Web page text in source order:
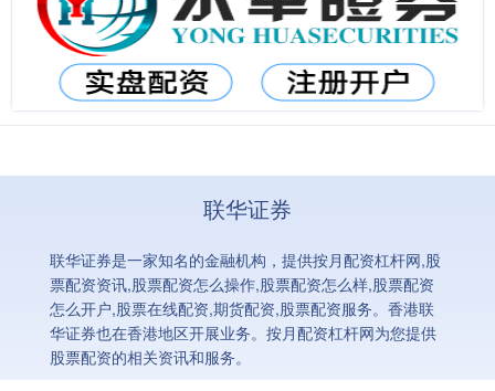
联华证券
联华证券是一家知名的金融机构，提供按月配资杠杆网,股
票配资资讯,股票配资怎么操作,股票配资怎么样,股票配资
怎么开户,股票在线配资,期货配资,股票配资服务。香港联
华证券也在香港地区开展业务。按月配资杠杆网为您提供
股票配资的相关资讯和服务。